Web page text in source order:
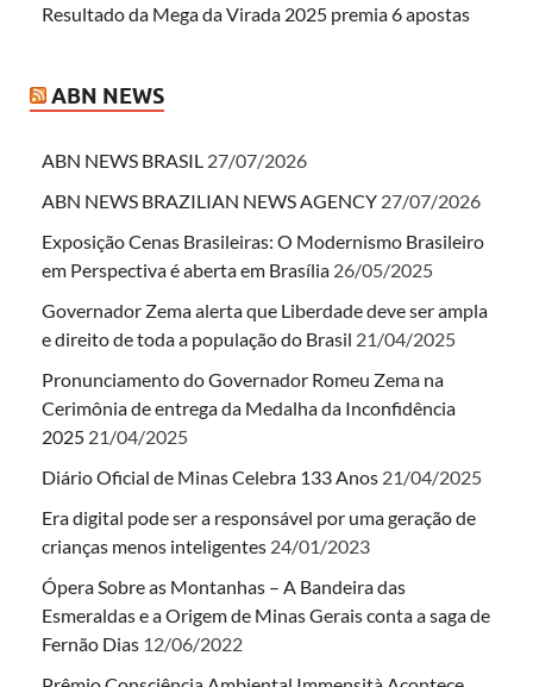
Resultado da Mega da Virada 2025 premia 6 apostas
ABN NEWS
ABN NEWS BRASIL 27/07/2026
ABN NEWS BRAZILIAN NEWS AGENCY 27/07/2026
Exposição Cenas Brasileiras: O Modernismo Brasileiro
em Perspectiva é aberta em Brasília 26/05/2025
Governador Zema alerta que Liberdade deve ser ampla
e direito de toda a população do Brasil 21/04/2025
Pronunciamento do Governador Romeu Zema na
Cerimônia de entrega da Medalha da Inconfidência
2025 21/04/2025
Diário Oficial de Minas Celebra 133 Anos 21/04/2025
Era digital pode ser a responsável por uma geração de
crianças menos inteligentes 24/01/2023
Ópera Sobre as Montanhas – A Bandeira das
Esmeraldas e a Origem de Minas Gerais conta a saga de
Fernão Dias 12/06/2022